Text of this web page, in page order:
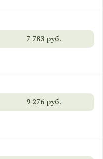
7 783 руб.
9 276 руб.